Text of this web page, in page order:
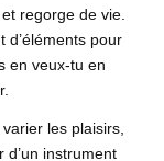
regorge de vie.
d’éléments pour
en veux-tu en
varier les plaisirs,
d’un instrument